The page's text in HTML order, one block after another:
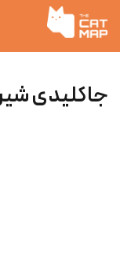
جاکلیدی